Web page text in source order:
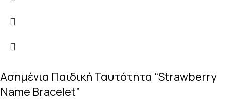
Ασημένια Παιδική Ταυτότητα “Strawberry
Name Bracelet”